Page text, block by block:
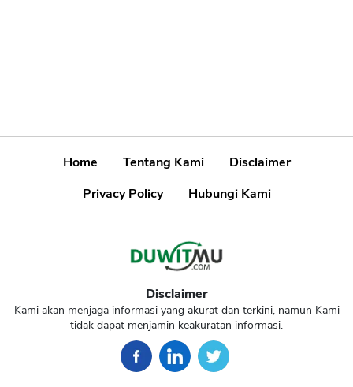
Home Tentang Kami
Disclaimer
Privacy Policy
Hubungi Kami
Disclaimer
Kami akan menjaga informasi yang akurat dan terkini, namun Kami
tidak dapat menjamin keakuratan informasi.